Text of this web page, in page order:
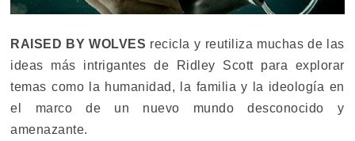
RAISED BY WOLVES recicla y reutiliza muchas de las
ideas más intrigantes de Ridley Scott para explorar
temas como la humanidad, la familia y la ideología en
el marco de un nuevo mundo desconocido y
amenazante.